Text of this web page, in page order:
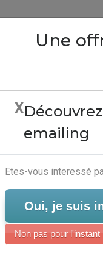
Close
Une
X
emailing
Etes-vous interessé
Oui, je suis
Non pas pour l'instant